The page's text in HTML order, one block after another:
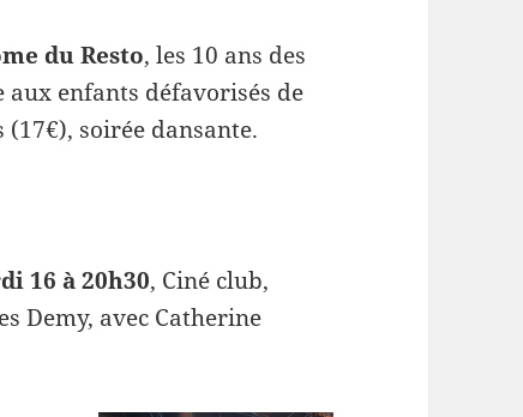
du Resto, les 10 ans des
aux enfants défavorisés de
soirée dansante.
16 à 20h30, Ciné club,
Demy, avec Catherine